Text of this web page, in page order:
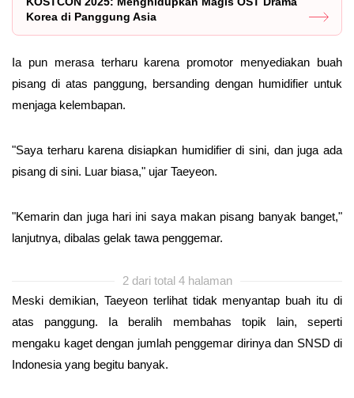
Korea di Panggung Asia
Ia pun merasa terharu karena promotor menyediakan buah
pisang di atas panggung, bersanding dengan humidifier untuk
menjaga kelembapan.
"Saya terharu karena disiapkan humidifier di sini, dan juga ada
pisang di sini. Luar biasa," ujar Taeyeon.
"Kemarin dan juga hari ini saya makan pisang banyak banget,"
lanjutnya, dibalas gelak tawa penggemar.
2 dari total 4 halaman
Meski demikian, Taeyeon terlihat tidak menyantap buah itu di
atas panggung. Ia beralih membahas topik lain, seperti
mengaku kaget dengan jumlah penggemar dirinya dan SNSD di
Indonesia yang begitu banyak.